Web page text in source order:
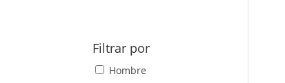
Filtrar por
Hombre